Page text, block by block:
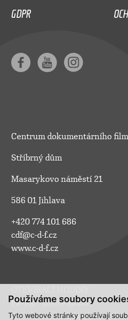
Používáme soubory
Tyto webové stránky používají
GDPR
Centrum dokumentárního
Stříbrný dům
Masarykovo náměstí 21
586 01 Jihlava
+420 774 101 686
cdf@c-d-f.cz
www.c-d-f.cz
Po–Pá:
10.00–18.00
So:
na požádání